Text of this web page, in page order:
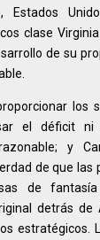
Estados
clase
de su
los
el déficit ni
y
de que las
de fantasía
detrás de
estratégicos.